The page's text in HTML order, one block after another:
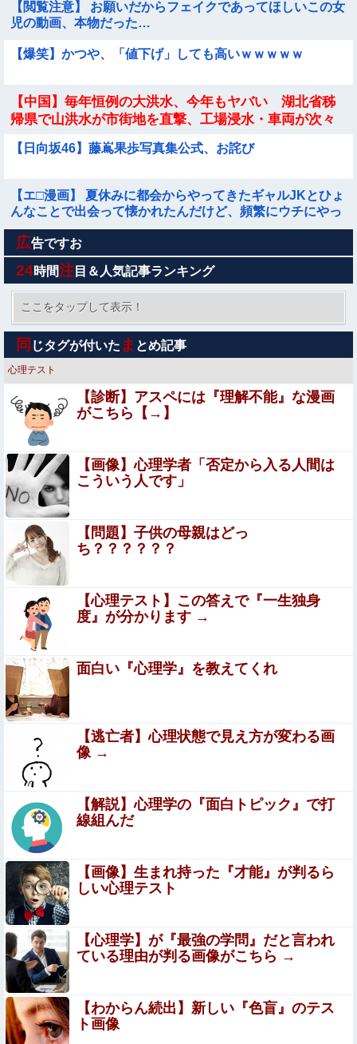
【閲覧注意】 お願いだからフェイクであってほしいこの女
児の動画、本物だった…
【爆笑】かつや、「値下げ」しても高いｗｗｗｗｗ
【中国】毎年恒例の大洪水、今年もヤバい 湖北省秭
帰県で山洪水が市街地を直撃、工場浸水・車両が次々
【日向坂46】藤嶌果歩写真集公式、お詫び
【エ□漫画】 夏休みに都会からやってきたギャルJKとひょ
んなことで出会って懐かれたんだけど、頻繁にウチにやっ
て来るようになりある日一線を越え...
【速報】ジャンポケ斉藤の被害女性「バウムクーヘン売っ
たりTikTokライブしててムカついたから示談しなかった」
ついに国産ヒューマノイド登場、人手不足深刻化の医療・
製造現場などでの活用想定！他
【閲覧注意】お願いだからフェイクであってほしいこの女
児の動画、本物だった…
女さん、ワンピースグッズを大量注文→全キャンセルで逮
捕ｗｗｗ
山手線にベビーカーを乗せた母親を庇う某政治家、「お
前、船橋駅にサリンを撒くと予告した奴……」と周囲をド
ン引きさせ……
【驚愕】嫁ニーで救急車騒ぎ！その悲惨な結末がこれｗｗ
ｗ
田村真佑『私のDカップをもっと知って』←これ
村重杏奈、写真集ヌードがエロい！乳首透け、巨乳おっぱ
いが最高過ぎる！
【朗報】シャウエッセン公式、こういうのでいいんだよ丼
を作る
七咲逢と援交生ハメ交渉♥️????♥️????♥️
【画像】スト6に彗星の如く現れたフィリピン人
キャラが可愛すぎると話題に！
【画像】 真夏日のプール、ガチで最高すぎｗｗｗｗｗｗｗ
ｗｗｗ
【悲報】GTA6の新トレーラー、ネトフリ独占(6時間先行)
ｗｗｗ
【画像】 ジオン兵「キャノン担いだデブ？近接は無理だろ
（笑）」→
【画像あり】女子高生グラビア、まあまあ良い体つき
【閲覧注意】お願いだからフェイクであってほしいこの女
児の動画、本物だった…
【画像】絵師「印刷会社にゴミみたい印刷されたから晒す
わ」→お前がクレーマーだと大炎上
広告ですお
24時間注 目＆人気記事ランキング
ここをタップして表示！
同 じタグが付いた ま とめ記事
心理テスト
【診断】アスペには『理解不能』な漫画
がこちら【→】
【画像】心理学者「否定から入る人間は
こういう人です」
【問題】子供の母親はどっ
ち？？？？？？
【心理テスト】この答えで『一生独身
度』が分かります →
面白い『心理学』を教えてくれ
【逃亡者】心理状態で見え方が変わる画
像 →
【解説】心理学の『面白トピック』で打
線組んだ
【画像】生まれ持った『才能』が判るら
しい心理テスト
【心理学】が『最強の学問』だと言われ
ている理由が判る画像がこちら →
【わからん続出】新しい『色盲』のテス
ト画像